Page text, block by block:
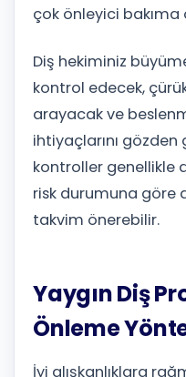
çok önleyici bakıma
Diş hekiminiz
kontrol edecek,
arayacak ve
ihtiyaçlarını
kontroller genellikle
risk durumuna göre
takvim önerebilir.
Yaygın Diş
Önleme
İyi alışkanlıklara